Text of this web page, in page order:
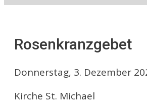
Rosenkranzgebet
Donnerstag, 3. Dezember
Kirche St. Michael